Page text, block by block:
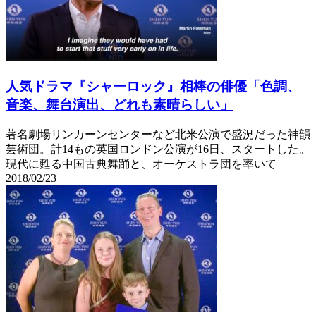
人気ドラマ『シャーロック』相棒の俳優「色調、
音楽、舞台演出、どれも素晴らしい」
著名劇場リンカーンセンターなど北米公演で盛況だった神韻
芸術団。計14もの英国ロンドン公演が16日、スタートした。
現代に甦る中国古典舞踊と、オーケストラ団を率いて
2018/02/23